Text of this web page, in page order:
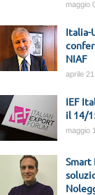
maggio
Italia-
NIAF
aprile
IEF
il 14/
maggio
Smart